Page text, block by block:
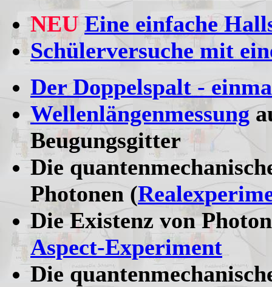
NEUEine einfache
Schülerversuche mit
Der Doppelspalt -
Wellenlängenmessung
Beugungsgitter
Die
Photonen (
Die Existenz von
Aspect-Experiment
Die